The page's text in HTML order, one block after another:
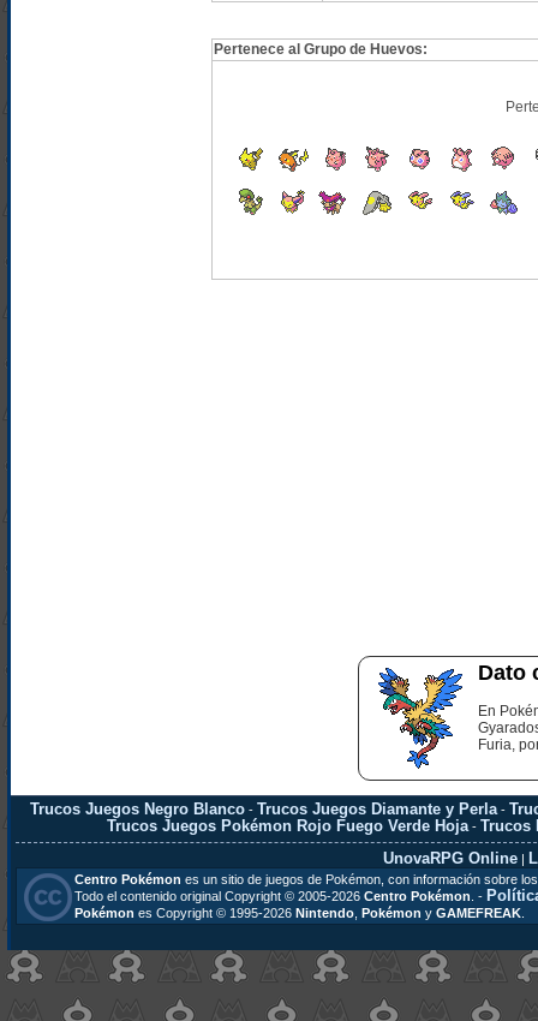
Pertenece al Grupo de Huevos:
Dato
En
Furia,
Trucos Juegos Negro Blanco -Trucos Juegos Diamante y Perla -
Trucos Juegos Pokémon Rojo Fuego Verde Hoja -Trucos
UnovaRPG Online |
Centro Pokémon es un sitio de juegos de Pokémon, con información sobre
Todo el contenido original Copyright © 2005-2026 Centro Pokémon . -
Pokémon es Copyright © 1995-2026 Nintendo, Pokémon y GAMEFREAK.